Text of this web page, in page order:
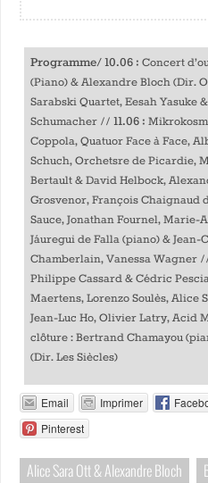
Programme/ 10.06 : Concert
(Piano) & Alexandre Bloch (Dir.
Sarabski Quartet, Eesah Yasuke
Schumacher // 11.06 :
Coppola, Quatuor Face à Face,
Schuch, Orchetsre de Picardie,
Bertault & David Helbock,
Grosvenor, François Chaignaud
Sauce, Jonathan Fournel, Marie-
Jáuregui de Falla (piano) & Jean-
Chamberlain, Vanessa Wagner
Philippe Cassard & Cédric
Maertens, Lorenzo Soulès, Alice
Jean-Luc Ho, Olivier Latry, Acid
clôture : Bertrand Chamayou
(Dir. Les Siècles)
Email Imprimer
Pinterest
Alice Sara Ott & Alexandre Bloch